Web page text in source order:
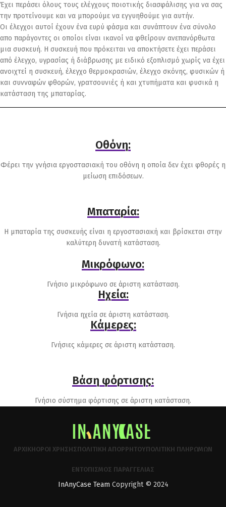
Έχει περάσει όλους τους ελέγχους ποιοτικής διασφάλισης για να σας
την προτείνουμε και να μπορούμε να εγγυηθούμε για αυτήν.
Οι έλεγχοι αυτοί έχουν ένα ευρύ φάσμα και συνάπτουν ένα σύνολο
απο παράγοντες οι οποίοι είναι ικανοί να φθείρουν ανεπανόρθωτα
μια συσκευή. Η συσκευή που πρόκειται να αποκτήσετε έχει περάσει
από έλεγχο, υγρασίας ή διάβρωσης με ειδικό εξοπλισμό χωρίς να έχει
ανοιχτεί η συσκευή, έλεγχο θερμοκρασιών, έλεγχο σκόνης, φυσικών ή
και συνναφών φθορών, γρατσουνιές ή και χτυπήματα και φυσικά η
κατάσταση της μπαταρίας.
Οθόνη:
Φέρει την γνήσια εργοστασιακή του οθόνη η οποία δεν έχει φθορές η
μείωση επιδόσεων.
Μπαταρία:
Η μπαταρία της συσκευής είναι η εργοστασιακή και βρίσκεται στην
καλύτερη δυνατή κατάσταση.
Μικρόφωνο:
Γνήσιο μικρόφωνο σε άριστη κατάσταση.
Ηχεία:
Γνήσια ηχεία σε άριστη κατάσταση.
Κάμερες:
Γνήσιες κάμερες σε άριστη κατάσταση.
Βάση φόρτισης:
Γνήσιο σύστημα φόρτισης σε άριστη κατάσταση.
ΑΡΧΙΚΉΌΡΟΙ ΧΡΉΣΗΣΠΟΛΙΤΙΚΉ ΑΠΟΡΡΉΤΟΥΠΟΛΙΤΙΚΉ ΠΛΗΡΩΜΏΝ
ΕΝΤΟΠΙΣΜΌΣ ΠΑΡΑΓΓΕΛΊΑΣ
InAnyCase Team Copyright © 2024